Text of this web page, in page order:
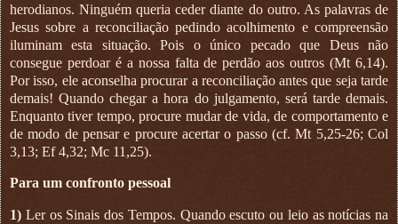
herodianos. Ninguém queria ceder diante do outro. As palavras de
Jesus sobre a reconciliação pedindo acolhimento e compreensão
iluminam esta situação. Pois o único pecado que Deus não
consegue perdoar é a nossa falta de perdão aos outros (Mt 6,14).
Por isso, ele aconselha procurar a reconciliação antes que seja tarde
demais! Quando chegar a hora do julgamento, será tarde demais.
Enquanto tiver tempo, procure mudar de vida, de comportamento e
de modo de pensar e procure acertar o passo (cf. Mt 5,25-26; Col
3,13; Ef 4,32; Mc 11,25).
Para um confronto pessoal
1) Ler os Sinais dos Tempos. Quando escuto ou leio as notícias na